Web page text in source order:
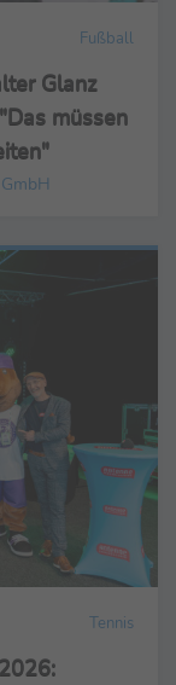
Fußball
Glanz
müssen
Tennis